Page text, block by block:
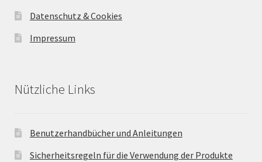
Datenschutz & Cookies
Impressum
Nützliche Links
Benutzerhandbücher und Anleitungen
Sicherheitsregeln für die Verwendung der Produkte